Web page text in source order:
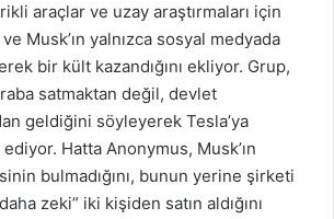
araçlar ve uzay araştırmaları için
Musk’ın yalnızca sosyal medyada
bir kült kazandığını ekliyor. Grup,
satmaktan değil, devlet
geldiğini söyleyerek Tesla’ya
Hatta Anonymus, Musk’ın
bulmadığını, bunun yerine şirketi
zeki” iki kişiden satın aldığını